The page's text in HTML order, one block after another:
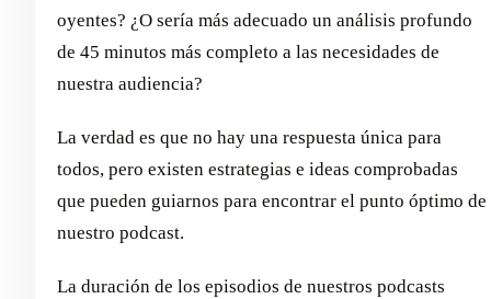
oyentes? ¿O sería más adecuado un análisis profundo
de 45 minutos más completo a las necesidades de
nuestra audiencia?
La verdad es que no hay una respuesta única para
todos, pero existen estrategias e ideas comprobadas
que pueden guiarnos para encontrar el punto óptimo de
nuestro podcast.
La duración de los episodios de nuestros podcasts